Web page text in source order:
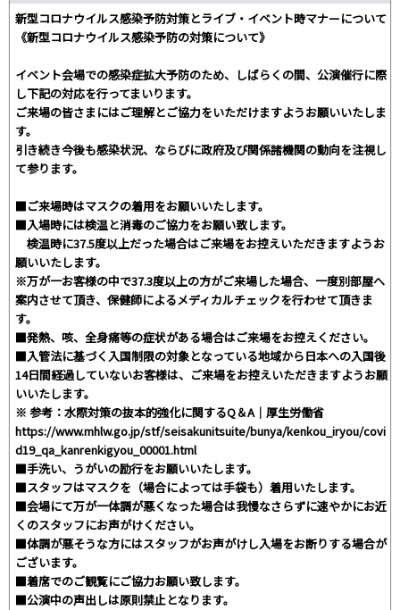
新型コロナウイルス感染予防対策とライブ・イベント時マナーについて
《新型コロナウイルス感染予防の対策について》
イベント会場での感染症拡大予防のため、しばらくの間、公演催行に際
し下記の対応を行ってまいります。
ご来場の皆さまにはご理解とご協力をいただけますようお願いいたしま
す。
引き続き今後も感染状況、ならびに政府及び関係諸機関の動向を注視し
て参ります。
■ご来場時はマスクの着用をお願いいたします。
■入場時には検温と消毒のご協力をお願い致します。
検温時に37.5度以上だった場合はご来場をお控えいただきますようお
願いいたします。
※万が一お客様の中で37.3度以上の方がご来場した場合、一度別部屋へ
案内させて頂き、保健師によるメディカルチェックを行わせて頂きま
す。
■発熱、咳、全身痛等の症状がある場合はご来場をお控えください。
■入管法に基づく入国制限の対象となっている地域から日本への入国後
14日間経過していないお客様は、ご来場をお控えいただきますようお願
いいたします。
※ 参考：水際対策の抜本的強化に関するQ＆A｜厚生労働省
https://www.mhlw.go.jp/stf/seisakunitsuite/bunya/kenkou_iryou/covi
d19_qa_kanrenkigyou_00001.html
■手洗い、うがいの励行をお願いいたします。
■スタッフはマスクを（場合によっては手袋も）着用いたします。
■会場にて万が一体調が悪くなった場合は我慢なさらずに速やかにお近
くのスタッフにお声がけください。
■体調が悪そうな方にはスタッフがお声がけし入場をお断りする場合が
ございます。
■着席でのご観覧にご協力お願い致します。
■公演中の声出しは原則禁止となります。